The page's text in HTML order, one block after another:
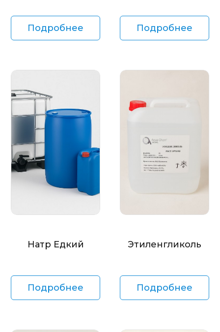
Подробнее Подробнее
Натр Едкий
Подробнее
Этиленгликоль
Подробнее